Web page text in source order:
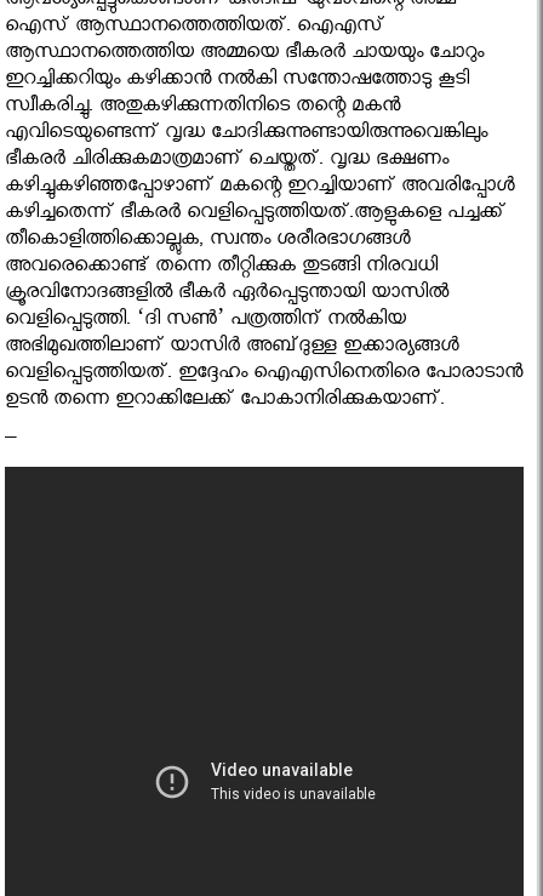
ഐസ് ആസ്ഥാനത്തെത്തിയത്. ഐഎസ്
ആസ്ഥാനത്തെത്തിയ അമ്മയെ ഭീകരര്‍ ചായയും ചോറും
ഇറച്ചിക്കറിയും കഴിക്കാന്‍ നല്‍കി സന്തോഷത്തോടു കൂടി
സ്വീകരിച്ചു. അതുകഴിക്കുന്നതിനിടെ തന്റെ മകൻ
എവിടെയുണ്ടെന്ന് വൃദ്ധ ചോദിക്കുന്നുണ്ടായിരുന്നുവെങ്കിലും
ഭീകരർ ചിരിക്കുകമാത്രമാണ് ചെയ്തത്. വൃദ്ധ ഭക്ഷണം
കഴിച്ചുകഴിഞ്ഞപ്പോഴാണ്‌ മകന്റെ ഇറച്ചിയാണ് അവരിപ്പോൾ
കഴിച്ചതെന്ന് ഭീകരർ വെളിപ്പെടുത്തിയത്.ആളുകളെ പച്ചക്ക്
തീകൊളിത്തിക്കൊല്ലുക, സ്വന്തം ശരീരഭാഗങ്ങള്‍
അവരെക്കൊണ്ട് തന്നെ തീറ്റിക്കുക തുടങ്ങി നിരവധി
ക്രൂരവിനോദങ്ങളില്‍ ഭീകര്‍ ഏര്‍പ്പെടുന്തായി യാസില്‍
വെളിപ്പെടുത്തി. ‘ദി സണ്‍’ പത്രത്തിന്‌ നല്‍കിയ
അഭിമുഖത്തിലാണ്‌ യാസിര്‍ അബ്‌ദുള്ള ഇക്കാര്യങ്ങള്‍
വെളിപ്പെടുത്തിയത്‌. ഇദ്ദേഹം ഐഎസിനെതിരെ പോരാടാന്‍
ഉടന്‍ തന്നെ ഇറാക്കിലേക്ക് പോകാനിരിക്കുകയാണ്.
–